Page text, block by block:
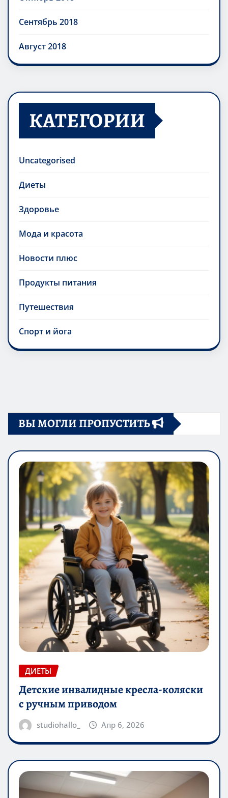
Сентябрь 2018
Август 2018
КАТЕГОРИИ
Uncategorised
Диеты
Здоровье
Мода и красота
Новости плюс
Продукты питания
Путешествия
Спорт и йога
ВЫ МОГЛИ ПРОПУСТИТЬ
ДИЕТЫ
Детские инвалидные кресла-коляски
с ручным приводом
studiohallo_ Апр 6, 2026